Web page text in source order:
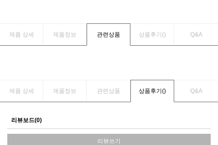
제품 상세 제품정보 관련상품 상품후기() Q&A
제품 상세 제품정보 관련상품 상품후기() Q&A
리뷰보드(0)
리뷰쓰기